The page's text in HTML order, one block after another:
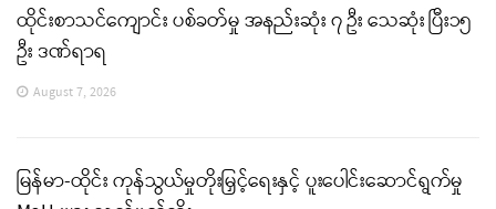
ထိုင်းစာသင်ကျောင်း ပစ်ခတ်မှု အနည်းဆုံး ၇ ဦး သေဆုံး ပြီး၁၅
ဦး ဒဏ်ရာရ
August 7, 2026
မြန်မာ-ထိုင်း ကုန်သွယ်မှုတိုးမြှင့်ရေးနှင့် ပူးပေါင်းဆောင်ရွက်မှု